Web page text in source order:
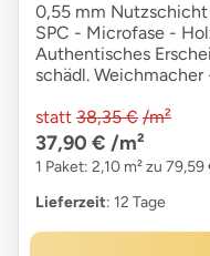
0,55 mm
SPC - Microfase -
Authentisches
schädl.
statt 38,35 € /m²
37,90 € /m²
1 Paket: 2,10 m² zu 79,59
Lieferzeit: 12 Tage